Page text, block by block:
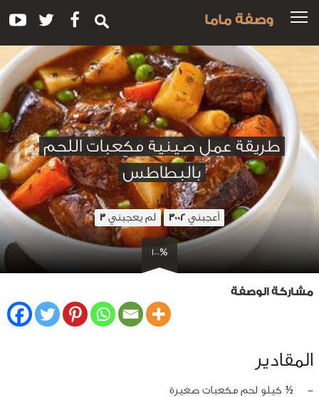
وصفة ماما
طريقة عمل صينية مكعبات اللحم
بالبطاطس
أعجبني 3002 لم يعجبني 3
100%
مشاركة الوصفة
المقادير
‏-
½ كيلو لحم مكعبات صغيرة